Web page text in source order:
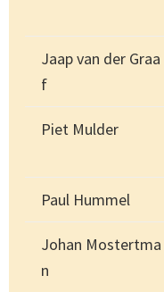
Jaap van der Graa
f
Piet Mulder
Paul Hummel
Johan Mostertma
n